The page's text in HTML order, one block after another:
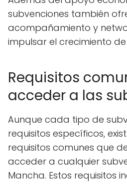
subvenciones también
acompañamiento y
impulsar el crecimiento
Requisitos
acceder a las
Aunque cada tipo de
requisitos específicos,
requisitos comunes que
acceder a cualquier
Mancha. Estos requisitos